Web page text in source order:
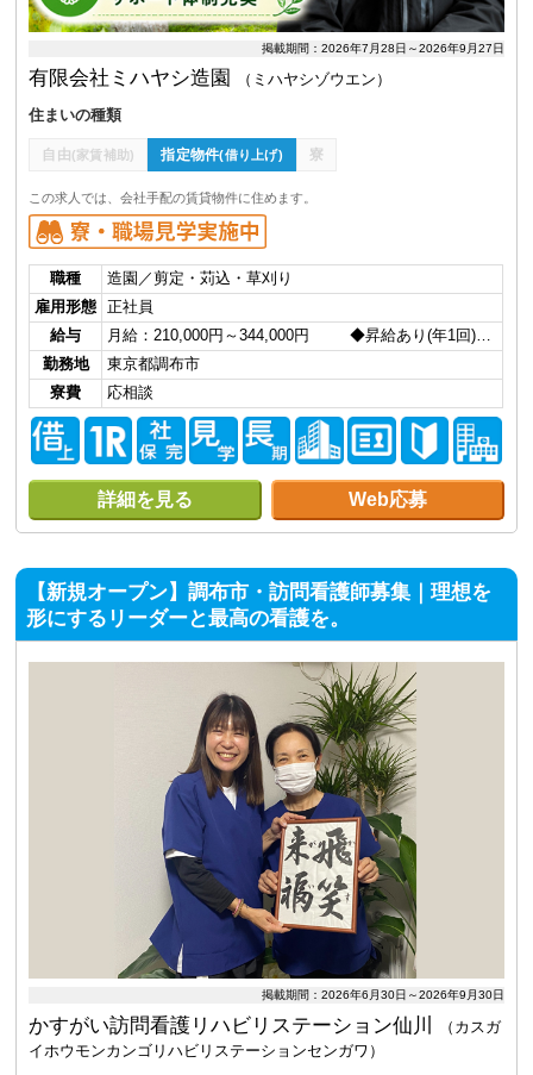
掲載期間：2026年7月28日～2026年9月27日
有限会社ミハヤシ造園
（ミハヤシゾウエン）
住まいの種類
自由(家賃補助) 指定物件(借り上げ) 寮
この求人では、会社手配の賃貸物件に住めます。
職種
造園／剪定・苅込・草刈り
雇用形態
正社員
給与
月給：210,000円～344,000円 ◆昇給あり(年1回)…
勤務地
東京都調布市
寮費
応相談
詳細を見る Web応募
【新規オープン】調布市・訪問看護師募集｜理想を
形にするリーダーと最高の看護を。
掲載期間：2026年6月30日～2026年9月30日
かすがい訪問看護リハビリステーション仙川
（カスガ
イホウモンカンゴリハビリステーションセンガワ）